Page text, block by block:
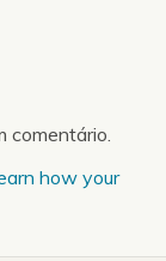
comentário.
how your